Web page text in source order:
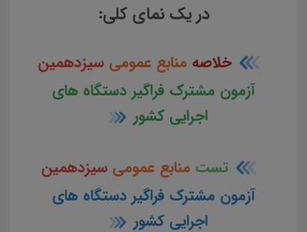
در یک نمای کلی:
خلاصه منابع عمومیسیزدهمین
آزمون مشترک فراگیر دستگاه های
اجرایی کشور
تست منابع عمومیسیزدهمین
آزمون مشترک فراگیر دستگاه های
اجرایی کشور